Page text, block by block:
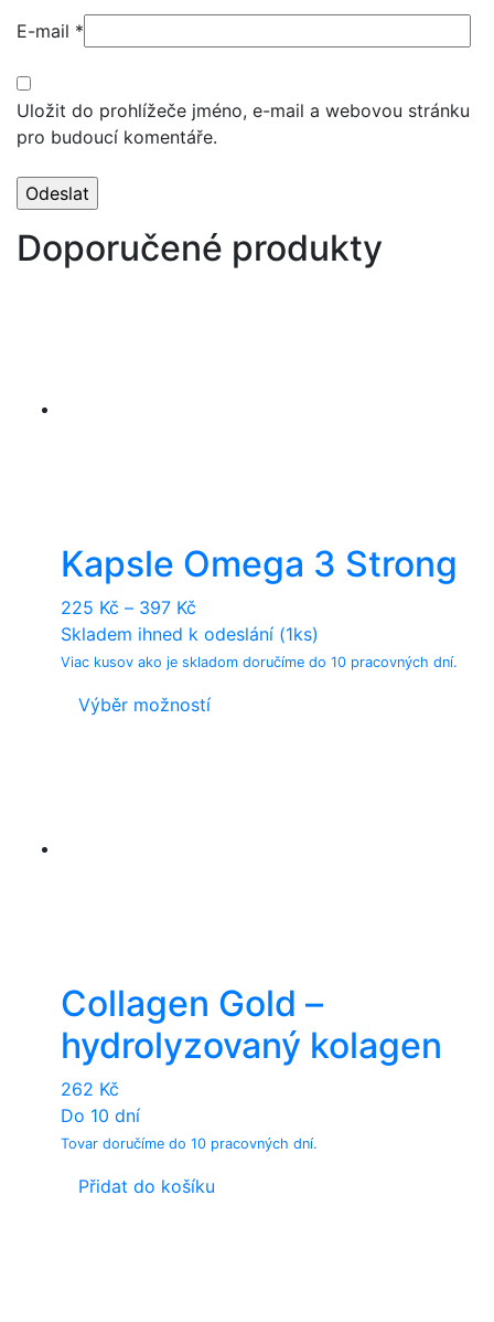
E-mail *
Uložit do prohlížeče jméno, e-mail a webovou stránku
pro budoucí komentáře.
Doporučené produkty
Kapsle Omega 3 Strong
225 Kč – 397 Kč
Skladem ihned k odeslání (1ks)
Viac kusov ako je skladom doručíme do 10 pracovných dní.
Výběr možností
the
product
page
Collagen Gold –
hydrolyzovaný kolagen
262 Kč
Do 10 dní
Tovar doručíme do 10 pracovných dní.
Přidat do košíku